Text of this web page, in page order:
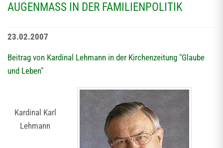
AUGENMASS IN DER FAMILIENPOLITIK
23.02.2007
Beitrag von Kardinal Lehmann in der Kirchenzeitung "Glaube
und Leben"
Kardinal Karl
Lehmann